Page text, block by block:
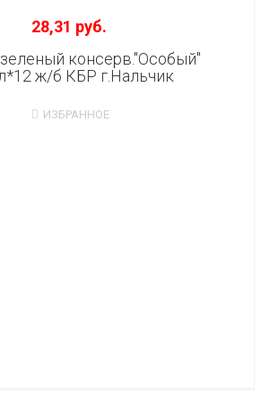
28,31 руб.
консерв."Особый"
ж/б КБР г.Нальчик
ИЗБРАННОЕ